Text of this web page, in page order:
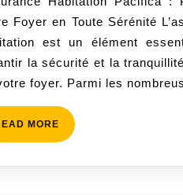
Foyer en Toute Sérénité
est un élément
la sécurité et la
foyer. Parmi les
MORE READ
MORE